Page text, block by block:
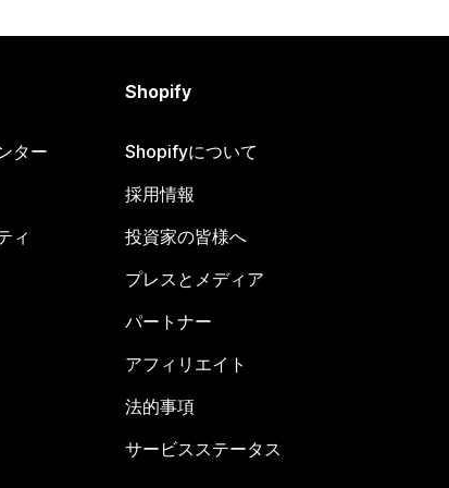
ター
ィ
Shopify
Shopifyについて
採用情報
投資家の皆様へ
プレスとメディア
パートナー
アフィリエイト
法的事項
サービスステータス